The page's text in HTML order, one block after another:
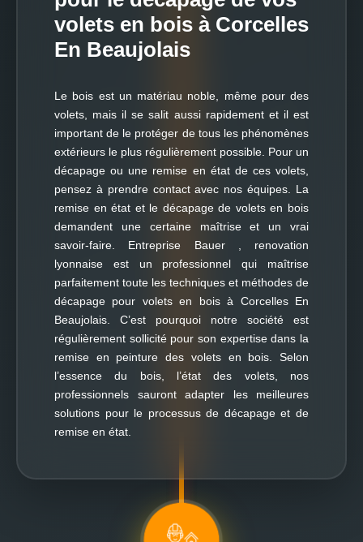
volets en bois à Corcelles
En Beaujolais
Le bois est un matériau noble, même pour des
volets, mais il se salit aussi rapidement et il est
important de le protéger de tous les phénomènes
extérieurs le plus régulièrement possible. Pour un
décapage ou une remise en état de ces volets,
pensez à prendre contact avec nos équipes. La
remise en état et le décapage de volets en bois
demandent une certaine maîtrise et un vrai
savoir-faire. Entreprise Bauer , renovation
lyonnaise est un professionnel qui maîtrise
parfaitement toute les techniques et méthodes de
décapage pour volets en bois à Corcelles En
Beaujolais. C’est pourquoi notre société est
régulièrement sollicité pour son expertise dans la
remise en peinture des volets en bois. Selon
l’essence du bois, l’état des volets, nos
professionnels sauront adapter les meilleures
solutions pour le processus de décapage et de
remise en état.